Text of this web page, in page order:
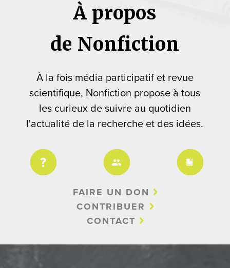
À propos
de Nonfiction
À la fois média participatif et revue
scientifique, Nonfiction propose à tous
les curieux de suivre au quotidien
l'actualité de la recherche et des idées.
FAIRE UN DON
CONTRIBUER
CONTACT